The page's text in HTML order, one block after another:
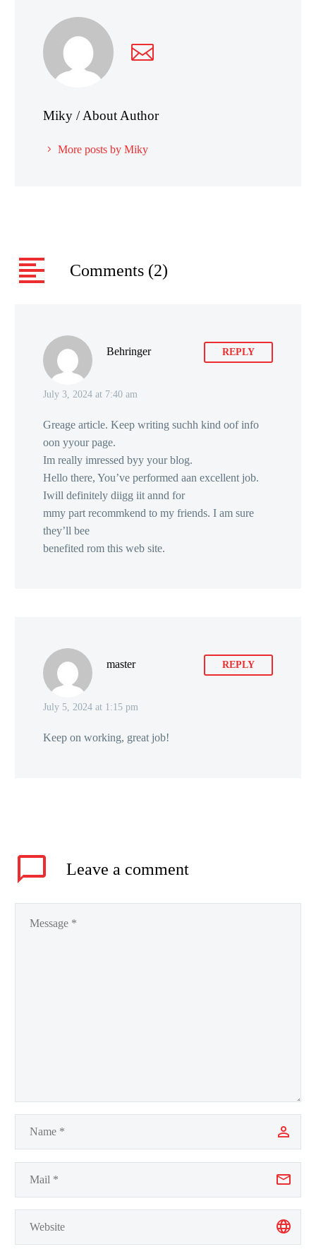
Miky / About Author
More posts by Miky
Comments (2)
Behringer
July 3, 2024 at 7:40 am
REPLY
Greage article. Keep writing suchh kind oof info
oon yyour page.
Im really imressed byy your blog.
Hello there, You’ve performed aan excellent job.
Iwill definitely diigg iit annd for
mmy part recommkend to my friends. I am sure
they’ll bee
benefited rom this web site.
master
July 5, 2024 at 1:15 pm
REPLY
Keep on working, great job!
Leave a comment